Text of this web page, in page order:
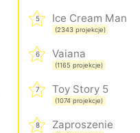
5 Ice Cream Man
(2343 projekcje)
6 Vaiana
(1165 projekcje)
7 Toy Story 5
(1074 projekcje)
8 Zaproszenie